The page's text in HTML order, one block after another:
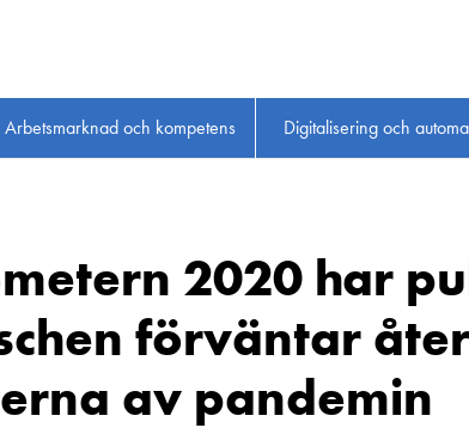
Arbetsmarknad och kompetens Digitalisering och
2020 har
förväntar
av pandemin